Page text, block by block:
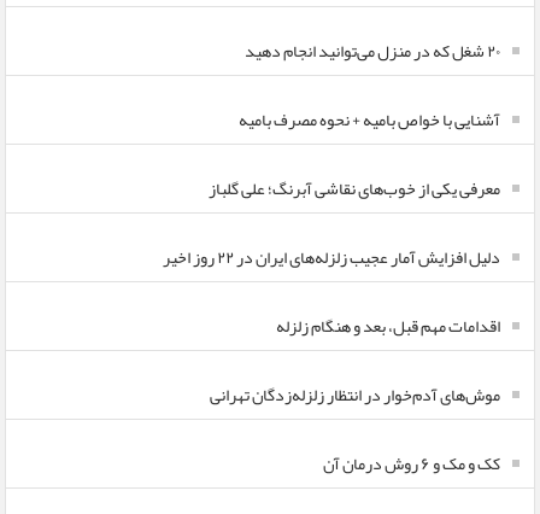
۲۰ شغل که در منزل می‌توانید انجام دهید
آشنایی با خواص بامیه + نحوه مصرف بامیه
معرفی یکی از خوب‌های نقاشی آبرنگ؛ علی گلباز
دلیل افزایش آمار عجیب زلزله‌های ایران در ۲۲ روز اخیر
اقدامات مهم قبل، بعد و هنگام زلزله
موش‌های آدم‌خوار در انتظار زلزله‌زدگان تهرانی
کک و مک و ۶ روش درمان آن